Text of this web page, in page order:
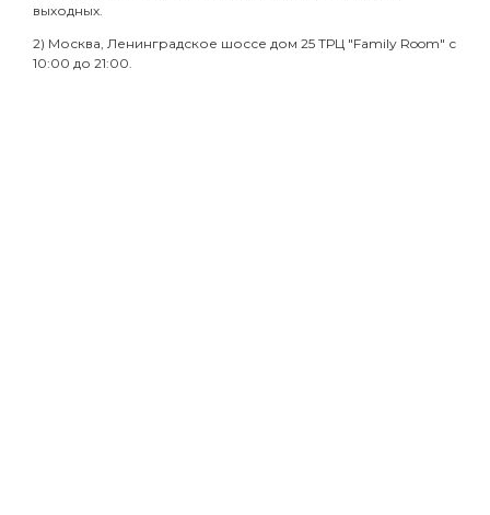
выходных.
2) Москва, Ленинградское шоссе дом 25 ТРЦ "Family Room" с
10:00 до 21:00.